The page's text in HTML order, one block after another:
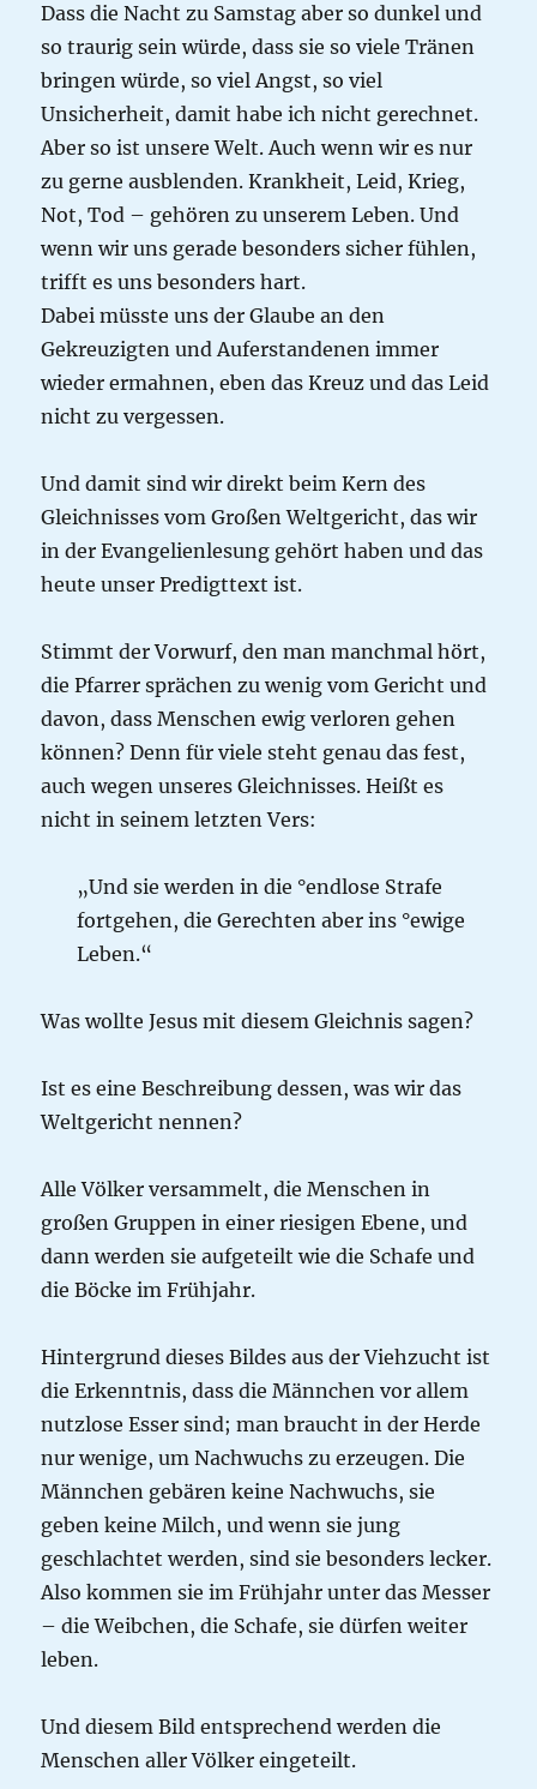
Dass die Nacht zu Samstag aber so dunkel und
so traurig sein würde, dass sie so viele Tränen
bringen würde, so viel Angst, so viel
Unsicherheit, damit habe ich nicht gerechnet.
Aber so ist unsere Welt. Auch wenn wir es nur
zu gerne ausblenden. Krankheit, Leid, Krieg,
Not, Tod – gehören zu unserem Leben. Und
wenn wir uns gerade besonders sicher fühlen,
trifft es uns besonders hart.
Dabei müsste uns der Glaube an den
Gekreuzigten und Auferstandenen immer
wieder ermahnen, eben das Kreuz und das Leid
nicht zu vergessen.
Und damit sind wir direkt beim Kern des
Gleichnisses vom Großen Weltgericht, das wir
in der Evangelienlesung gehört haben und das
heute unser Predigttext ist.
Stimmt der Vorwurf, den man manchmal hört,
die Pfarrer sprächen zu wenig vom Gericht und
davon, dass Menschen ewig verloren gehen
können? Denn für viele steht genau das fest,
auch wegen unseres Gleichnisses. Heißt es
nicht in seinem letzten Vers:
„Und sie werden in die °endlose Strafe
fortgehen, die Gerechten aber ins °ewige
Leben.“
Was wollte Jesus mit diesem Gleichnis sagen?
Ist es eine Beschreibung dessen, was wir das
Weltgericht nennen?
Alle Völker versammelt, die Menschen in
großen Gruppen in einer riesigen Ebene, und
dann werden sie aufgeteilt wie die Schafe und
die Böcke im Frühjahr.
Hintergrund dieses Bildes aus der Viehzucht ist
die Erkenntnis, dass die Männchen vor allem
nutzlose Esser sind; man braucht in der Herde
nur wenige, um Nachwuchs zu erzeugen. Die
Männchen gebären keine Nachwuchs, sie
geben keine Milch, und wenn sie jung
geschlachtet werden, sind sie besonders lecker.
Also kommen sie im Frühjahr unter das Messer
– die Weibchen, die Schafe, sie dürfen weiter
leben.
Und diesem Bild entsprechend werden die
Menschen aller Völker eingeteilt.